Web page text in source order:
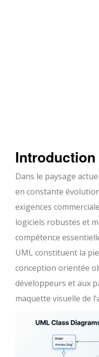
Introduction
Dans le paysage
en constante
exigences
logiciels robustes et
compétence
UML constituent la
conception orientée
développeurs et aux
maquette visuelle de